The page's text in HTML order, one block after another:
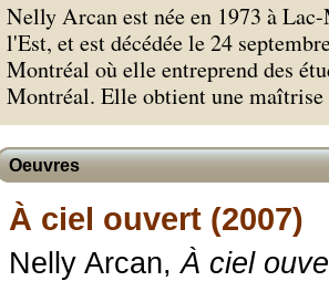
Nelly Arcan est née en 1973 à
l'Est, et est décédée le 24
Montréal où elle entreprend des
Montréal. Elle obtient une
Oeuvres
À ciel ouvert (2007)
Nelly Arcan,À ciel